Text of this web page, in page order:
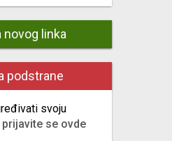
novog linka
podstrane
svoju
prijavite se ovde